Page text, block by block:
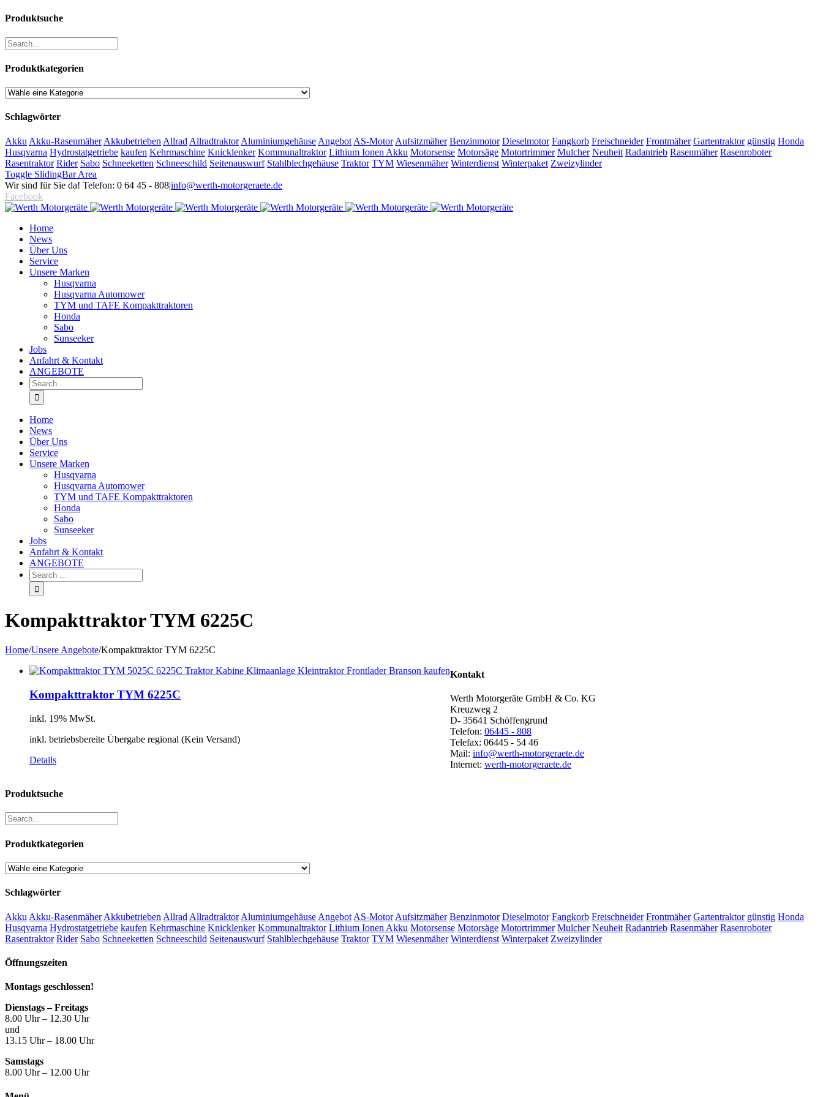
Produktsuche
Produktkategorien
Schlagwörter
Akku Akku-Rasenmäher Akkubetrieben Allrad Allradtraktor Aluminiumgehäuse Angebot AS-Motor Aufsitzmäher Benzinmotor Dieselmotor Fangkorb Freischneider Frontmäher Gartentraktor günstig Honda
Husqvarna Hydrostatgetriebe kaufen Kehrmaschine Knicklenker Kommunaltraktor Lithium Ionen Akku Motorsense Motorsäge Motortrimmer Mulcher Neuheit Radantrieb Rasenmäher Rasenroboter
Rasentraktor Rider Sabo Schneeketten Schneeschild Seitenauswurf Stahlblechgehäuse Traktor TYM Wiesenmäher Winterdienst Winterpaket Zweizylinder
Toggle SlidingBar Area
Wir sind für Sie da! Telefon: 0 64 45 - 808|info@werth-motorgeraete.de
Facebook
Home
News
Über Uns
Service
Unsere Marken
Husqvarna
Husqvarna Automower
TYM und TAFE Kompakttraktoren
Honda
Sabo
Sunseeker
Jobs
Anfahrt & Kontakt
ANGEBOTE
Home
News
Über Uns
Service
Unsere Marken
Husqvarna
Husqvarna Automower
TYM und TAFE Kompakttraktoren
Honda
Sabo
Sunseeker
Jobs
Anfahrt & Kontakt
ANGEBOTE
Kompakttraktor TYM 6225C
Home/Unsere Angebote/Kompakttraktor TYM 6225C
Kompakttraktor TYM 6225C
inkl. 19% MwSt.
inkl. betriebsbereite Übergabe regional (Kein Versand)
Details
Produktsuche
Produktkategorien
Schlagwörter
Akku Akku-Rasenmäher Akkubetrieben Allrad Allradtraktor Aluminiumgehäuse Angebot AS-Motor Aufsitzmäher Benzinmotor Dieselmotor Fangkorb Freischneider Frontmäher Gartentraktor günstig Honda
Husqvarna Hydrostatgetriebe kaufen Kehrmaschine Knicklenker Kommunaltraktor Lithium Ionen Akku Motorsense Motorsäge Motortrimmer Mulcher Neuheit Radantrieb Rasenmäher Rasenroboter
Rasentraktor Rider Sabo Schneeketten Schneeschild Seitenauswurf Stahlblechgehäuse Traktor TYM Wiesenmäher Winterdienst Winterpaket Zweizylinder
Kontakt
Werth Motorgeräte GmbH & Co. KG
Kreuzweg 2
D- 35641 Schöffengrund
Telefon: 06445 - 808
Telefax: 06445 - 54 46
Mail: info@werth-motorgeraete.de
Internet: werth-motorgeraete.de
Öffnungszeiten
Montags geschlossen!
Dienstags – Freitags
8.00 Uhr – 12.30 Uhr
und
13.15 Uhr – 18.00 Uhr
Samstags
8.00 Uhr – 12.00 Uhr